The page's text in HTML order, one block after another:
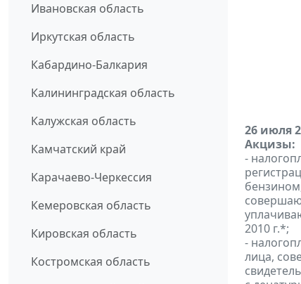
Ивановская область
Иркутская область
Кабардино-Балкария
Калининградская область
Калужская область
Камчатский край
Карачаево-Черкессия
Кемеровская область
Кировская область
Костромская область
26 июля
Акцизы:
-
2010 г.*;
-
лица,